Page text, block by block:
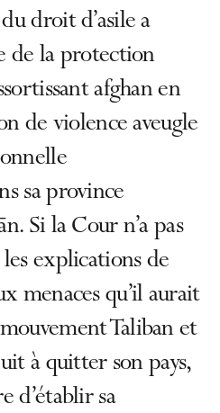
droit d’asile a
de la protection
afghan en
de violence aveugle
sa province
Si la Cour n’a pas
explications de
menaces qu’il aurait
Taliban et
à quitter son pays,
d’établir sa